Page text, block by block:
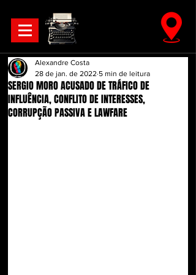
SERGIO MORO ACUSADO DE TRÁFICO DE
INFLUÊNCIA, CONFLITO DE INTERESSES,
CORRUPÇÃO PASSIVA E LAWFARE
Alexandre Costa
28 de jan. de 2022 5 min de leitura